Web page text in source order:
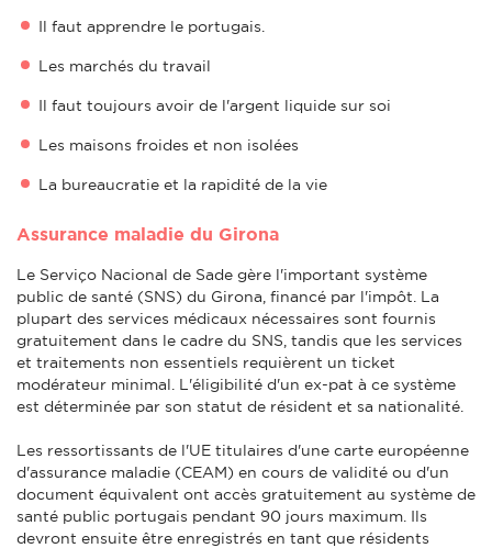
Il faut apprendre le portugais.
Les marchés du travail
Il faut toujours avoir de l'argent liquide sur soi
Les maisons froides et non isolées
La bureaucratie et la rapidité de la vie
Assurance maladie du Girona
Le Serviço Nacional de Sade gère l'important système
public de santé (SNS) du Girona, financé par l'impôt. La
plupart des services médicaux nécessaires sont fournis
gratuitement dans le cadre du SNS, tandis que les services
et traitements non essentiels requièrent un ticket
modérateur minimal. L'éligibilité d'un ex-pat à ce système
est déterminée par son statut de résident et sa nationalité.
Les ressortissants de l'UE titulaires d'une carte européenne
d'assurance maladie (CEAM) en cours de validité ou d'un
document équivalent ont accès gratuitement au système de
santé public portugais pendant 90 jours maximum. Ils
devront ensuite être enregistrés en tant que résidents